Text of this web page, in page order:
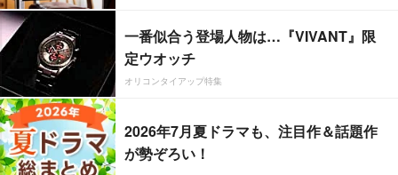
一番似合う登場人物は…『VIVANT』限
定ウオッチ
オリコンタイアップ特集
2026年7月夏ドラマも、注目作＆話題作
が勢ぞろい！